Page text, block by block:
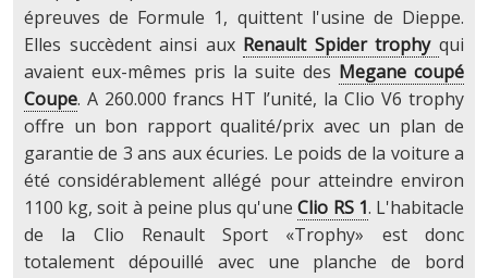
épreuves de Formule 1, quittent l'usine de Dieppe.
Elles succèdent ainsi aux Renault Spider trophyqui
avaient eux-mêmes pris la suite des Megane coupé
Coupe. A 260.000 francs HT l’unité, la Clio V6 trophy
offre un bon rapport qualité/prix avec un plan de
garantie de 3 ans aux écuries. Le poids de la voiture a
été considérablement allégé pour atteindre environ
1100 kg, soit à peine plus qu'uneClio RS 1. L'habitacle
de la Clio Renault Sport «Trophy» est donc
totalement dépouillé avec une planche de bord